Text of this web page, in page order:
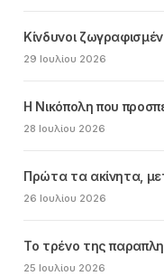
Κίνδυνοι
29 Ιουλίου 2026
Η Νικόπολη που
28 Ιουλίου 2026
Πρώτα τα ακίνητα,
26 Ιουλίου 2026
Το τρένο της
25 Ιουλίου 2026